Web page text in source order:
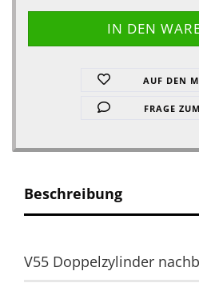
AUF DEN
FRAGE
Beschreibung
V55 Doppelzylinder